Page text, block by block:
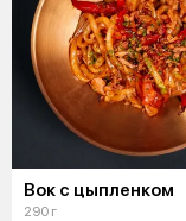
Вок с цыпленком
290 г